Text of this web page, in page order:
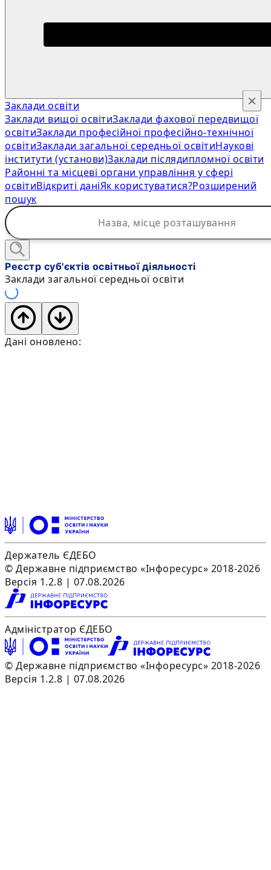
Заклади освіти
Заклади вищої освітиЗаклади фахової передвищої
освітиЗаклади професійної професійно-технічної
освітиЗаклади загальної середньої освітиНаукові
інститути (установи)Заклади післядипломної освіти
Районні та місцеві органи управління у сфері
освітиВідкриті даніЯк користуватися?Розширений
пошук
×
Реєстр суб'єктів освітньої діяльності
Заклади загальної середньої освіти
Дані оновлено:
Держатель ЄДЕБО
© Державне підприємство «Інфоресурс» 2018-2026
Версія 1.2.8 | 07.08.2026
Адміністратор ЄДЕБО
© Державне підприємство «Інфоресурс» 2018-2026
Версія 1.2.8 | 07.08.2026